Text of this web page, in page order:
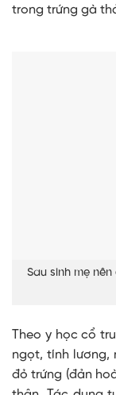
trong trứng gà
Sau sinh mẹ
Theo y học cổ
ngọt, tính lương,
đỏ trứng (đản